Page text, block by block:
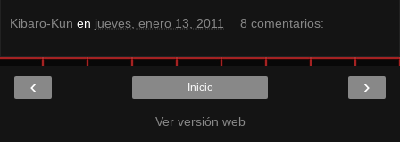
Kibaro-Kun en jueves, enero 13, 2011 8 comentarios:
‹ ›
Inicio
Ver versión web